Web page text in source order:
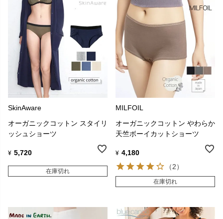
SkinAware
オーガニックコットン スタイリ
ッシュショーツ
¥ 5,720
在庫切れ
MILFOIL
オーガニックコットン やわらか
天竺ボーイカットショーツ
¥ 4,180
（2）
在庫切れ